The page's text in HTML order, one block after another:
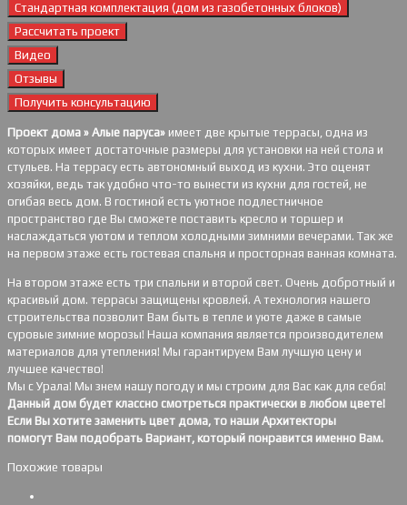
Стандартная комплектация (дом из газобетонных блоков)
Рассчитать проект
Видео
Отзывы
Получить консультацию
Проект дома » Алые паруса» имеет две крытые террасы, одна из
которых имеет достаточные размеры для установки на ней стола и
стульев. На террасу есть автономный выход из кухни. Это оценят
хозяйки, ведь так удобно что-то вынести из кухни для гостей, не
огибая весь дом. В гостиной есть уютное подлестничное
пространство где Вы сможете поставить кресло и торшер и
наслаждаться уютом и теплом холодными зимними вечерами. Так же
на первом этаже есть гостевая спальня и просторная ванная комната.
На втором этаже есть три спальни и второй свет. Очень добротный и
красивый дом. террасы защищены кровлей. А технология нашего
строительства позволит Вам быть в тепле и уюте даже в самые
суровые зимние морозы! Наша компания является производителем
материалов для утепления! Мы гарантируем Вам лучшую цену и
лучшее качество!
Мы с Урала! Мы знем нашу погоду и мы строим для Вас как для себя!
Данный дом будет классно смотреться практически в любом цвете!
Если Вы хотите заменить цвет дома, то наши Архитекторы
помогут Вам подобрать Вариант, который понравится именно Вам.
Похожие товары